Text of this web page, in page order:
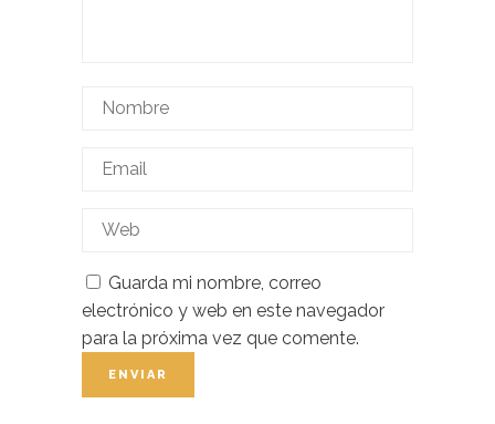
Guarda mi nombre, correo
electrónico y web en este navegador
para la próxima vez que comente.